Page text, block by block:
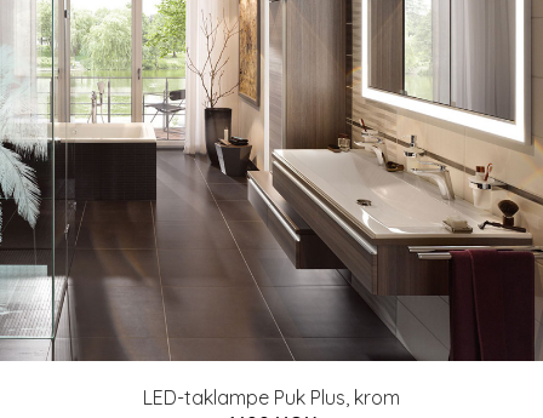
LED-taklampe Puk Plus, krom